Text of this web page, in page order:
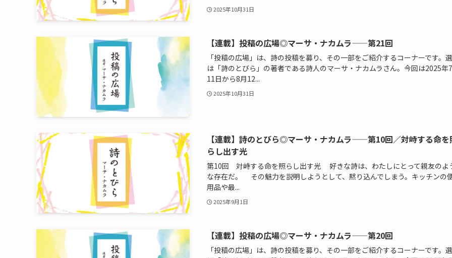
2025年10月31日
【連載】投稿の広場◎マーサ・ナカムラ——第21回
「投稿の広場」は、詩の投稿を募り、その一部をご紹介するコーナーです。
は「詩のとびら」の著者である詩人のマーサ・ナカムラさん。今回は2025年
11日から8月12...
2025年10月31日
【連載】詩のとびら◎マーサ・ナカムラ——第10回／対峙する命を
らし出す光
第10回 対峙する命を照らし出す光 好きな詩は、わたしにとって親友のよ
な存在だ。 その魅力を説明しようとして、黙り込んでしまう。キッチンの
用品や最...
2025年9月1日
【連載】投稿の広場◎マーサ・ナカムラ——第20回
「投稿の広場」は、詩の投稿を募り、その一部をご紹介するコーナーです。